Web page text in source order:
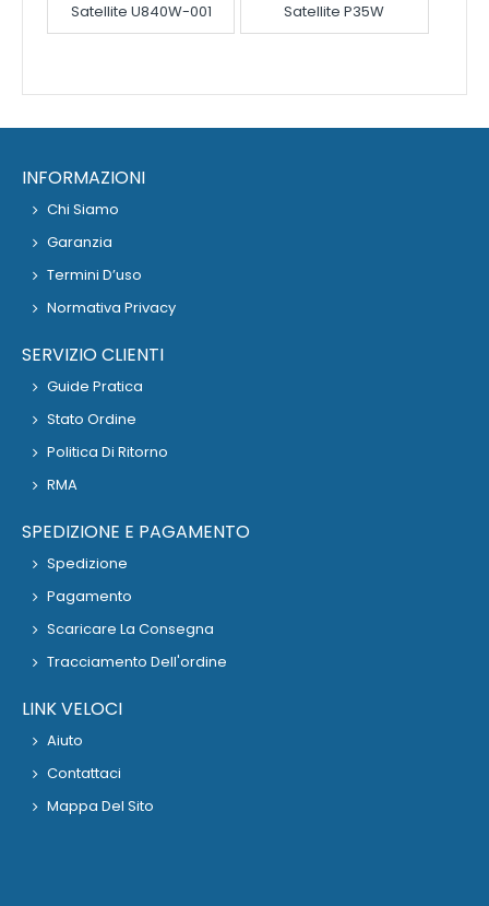
Satellite U840W-001
Satellite P35W
INFORMAZIONI
Chi Siamo
Garanzia
Termini D’uso
Normativa Privacy
SERVIZIO CLIENTI
Guide Pratica
Stato Ordine
Politica Di Ritorno
RMA
SPEDIZIONE E PAGAMENTO
Spedizione
Pagamento
Scaricare La Consegna
Tracciamento Dell'ordine
LINK VELOCI
Aiuto
Contattaci
Mappa Del Sito